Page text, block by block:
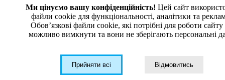
04209, Київ,
вул. Богатирська 6/1, 283
СМОТРЕТЬ НА КАРТЕ
Телекоммуникационное оборудование
Ми цінуємо вашу конфіденційність! Цей сайт
файли cookie для функціональності, аналітики та
Обовʼязкові файли cookie, які потрібні для роботи сайту
можливо вимкнути та вони не зберігають персональні
Прийняти всі Відмовитись